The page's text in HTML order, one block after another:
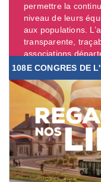
permettre la
niveau de leurs
aux populations.
transparente,
associations
108E CONGRES DE